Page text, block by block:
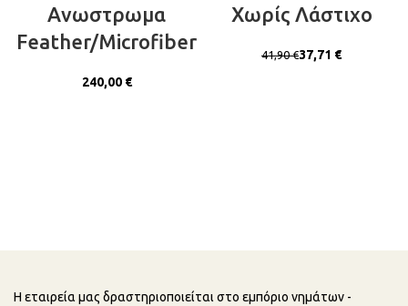
Ανωστρωμα
Feather/Microfiber
€
Χωρίς Λάστιχο
41,90€37,71 €
Η εταιρεία μας δραστηριοποιείται στο εμπόριο νημάτων -